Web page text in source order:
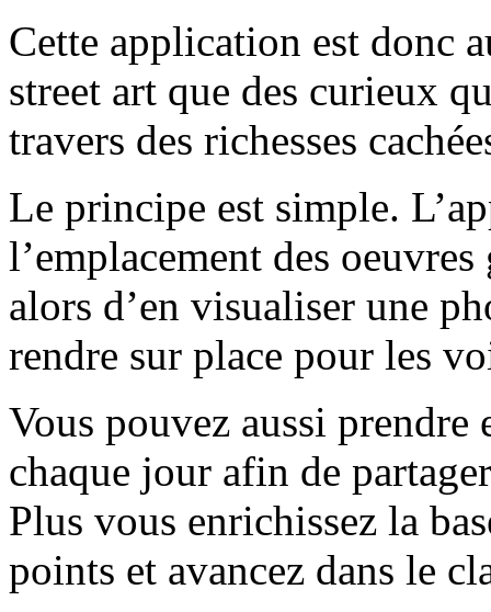
Cette application est donc
street art que des curieux
travers des richesses
Le principe est simple.
l’emplacement des
alors d’en visualiser une
rendre sur place pour les
Vous pouvez aussi prendre
chaque jour afin de
Plus vous enrichissez la
points et avancez dans le